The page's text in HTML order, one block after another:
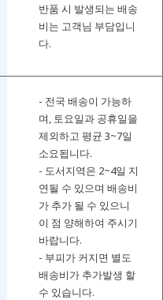
반품 시 발생되는 배송
비는 고객님 부담입니
다.
- 전국 배송이 가능하
며, 토요일과 공휴일을
제외하고 평균 3~7일
소요됩니다.
- 도서지역은 2~4일 지
연될 수 있으며 배송비
가 추가 될 수 있으니
이 점 양해하여 주시기
바랍니다.
- 부피가 커지면 별도
배송비가 추가발생 할
수 있습니다.